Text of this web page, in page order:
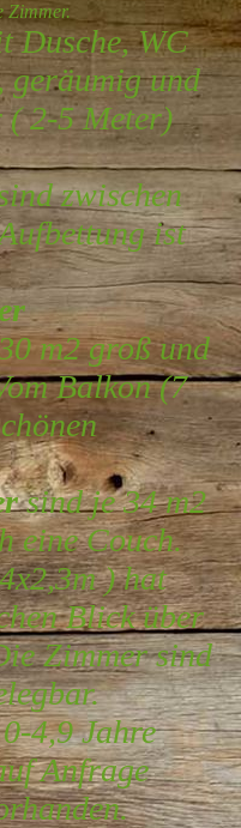
Zimmer.
Dusche, WC
geräumig und
( 2-5 Meter)
zwischen
ist
m2 groß und
Balkon (7
sind je 34 m2
eine Couch.
) hat
Blick über
Zimmer sind
4,9 Jahre
Anfrage